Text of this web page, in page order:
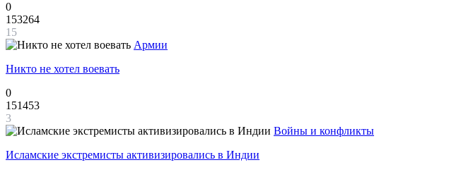
0
153264
15
Армии
Никто не хотел воевать
0
151453
3
Войны и конфликты
Исламские экстремисты активизировались в Индии